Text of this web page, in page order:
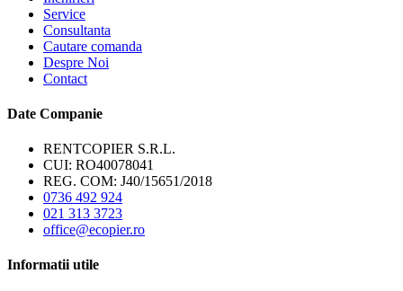
Service
Consultanta
Cautare comanda
Despre Noi
Contact
Date Companie
RENTCOPIER S.R.L.
CUI: RO40078041
REG. COM: J40/15651/2018
0736 492 924
021 313 3723
office@ecopier.ro
Informatii utile